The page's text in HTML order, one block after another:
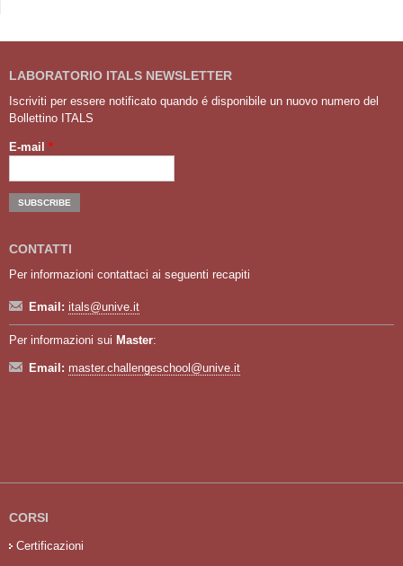
LABORATORIO ITALS NEWSLETTER
Iscriviti per essere notificato quando é disponibile un nuovo numero del
Bollettino ITALS
E-mail *
CONTATTI
Per informazioni contattaci ai seguenti recapiti
Email: itals@unive.it
Per informazioni sui Master:
Email: master.challengeschool@unive.it
CORSI
Certificazioni